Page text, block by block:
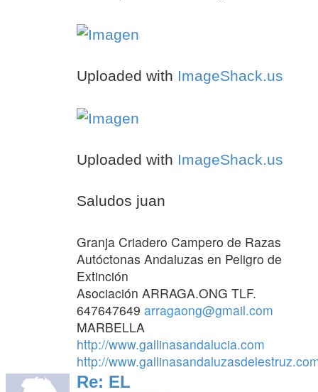
Uploaded with ImageShack.us
Uploaded with ImageShack.us
Saludos juan
Granja Criadero Campero de Razas
Autóctonas Andaluzas en Peligro de
Extinción
Asociación ARRAGA.ONG TLF.
647647649 arragaong@gmail.com
MARBELLA
http://www.gallinasandalucia.com
http://
Re: EL